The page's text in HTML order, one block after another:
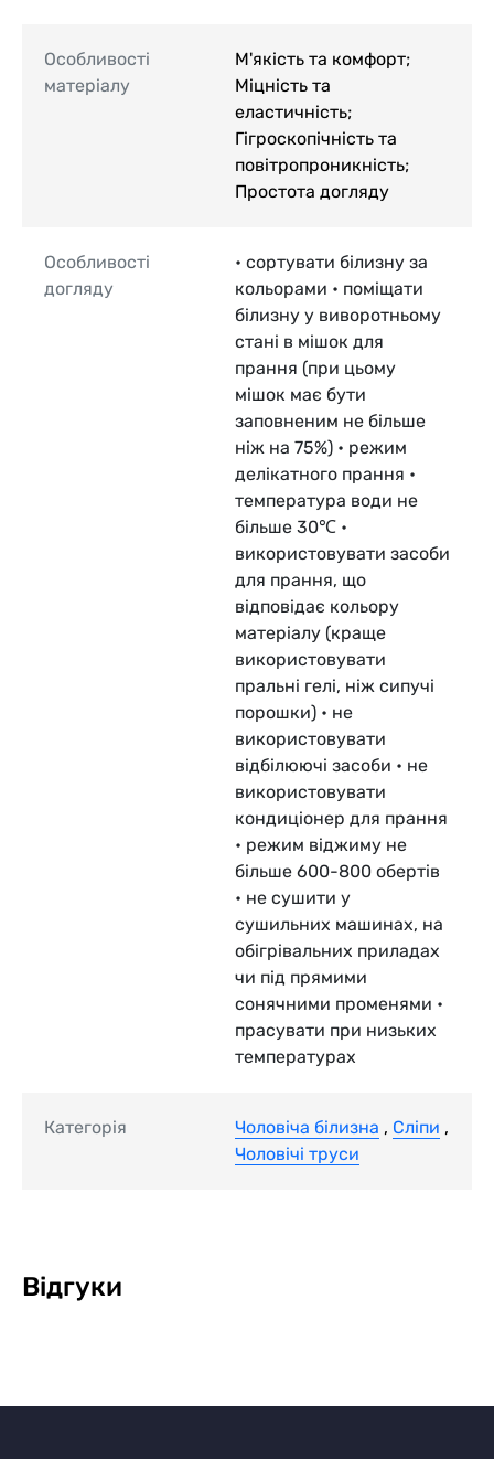
Особливості
матеріалу
М'якість та комфорт;
Міцність та
еластичність;
Гігроскопічність та
повітропроникність;
Простота догляду
Особливості
догляду
• сортувати білизну за
кольорами • поміщати
білизну у виворотньому
стані в мішок для
прання (при цьому
мішок має бути
заповненим не більше
ніж на 75%) • режим
делікатного прання •
температура води не
більше 30℃ •
використовувати засоби
для прання, що
відповідає кольору
матеріалу (краще
використовувати
пральні гелі, ніж сипучі
порошки) • не
використовувати
відбілюючі засоби • не
використовувати
кондиціонер для прання
• режим віджиму не
більше 600-800 обертів
• не сушити у
сушильних машинах, на
обігрівальних приладах
чи під прямими
сонячними променями •
прасувати при низьких
температурах
Категорія Чоловіча білизна , Сліпи ,
Чоловічі труси
Відгуки